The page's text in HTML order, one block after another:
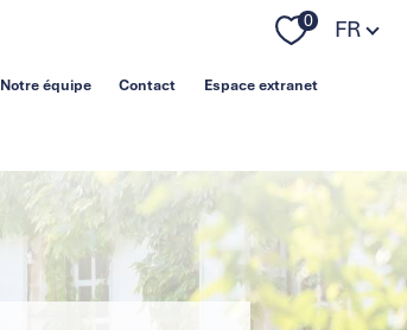
0 Langue
FR
Notre équipe Contact Espace extranet